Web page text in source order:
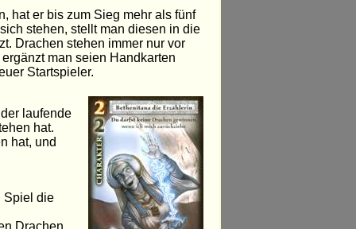
hat er bis zum Sieg mehr als fünf
stehen, stellt man diesen in die
Drachen stehen immer nur vor
man seien Handkarten
Startspieler.
laufende
hat.
hat, und
Spiel die
Drachen,